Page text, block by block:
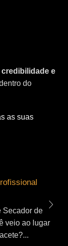
credibilidade e
do
as suas
Secador de
veio ao lugar